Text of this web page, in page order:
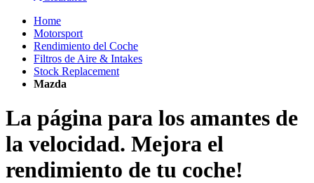
Home
Motorsport
Rendimiento del Coche
Filtros de Aire & Intakes
Stock Replacement
Mazda
La página para los amantes de
la velocidad. Mejora el
rendimiento de tu coche!